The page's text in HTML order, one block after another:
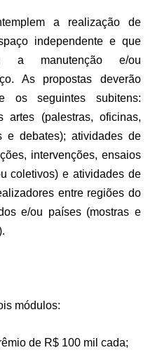
a realização de
independente e que
a manutenção e/ou
As propostas deverão
os seguintes subitens:
artes (palestras, oficinas,
e debates); atividades de
intervenções, ensaios
coletivos) e atividades de
entre regiões do
e/ou países (mostras e
módulos:
de R$ 100 mil cada;